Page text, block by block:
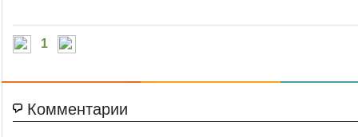
1
Комментарии